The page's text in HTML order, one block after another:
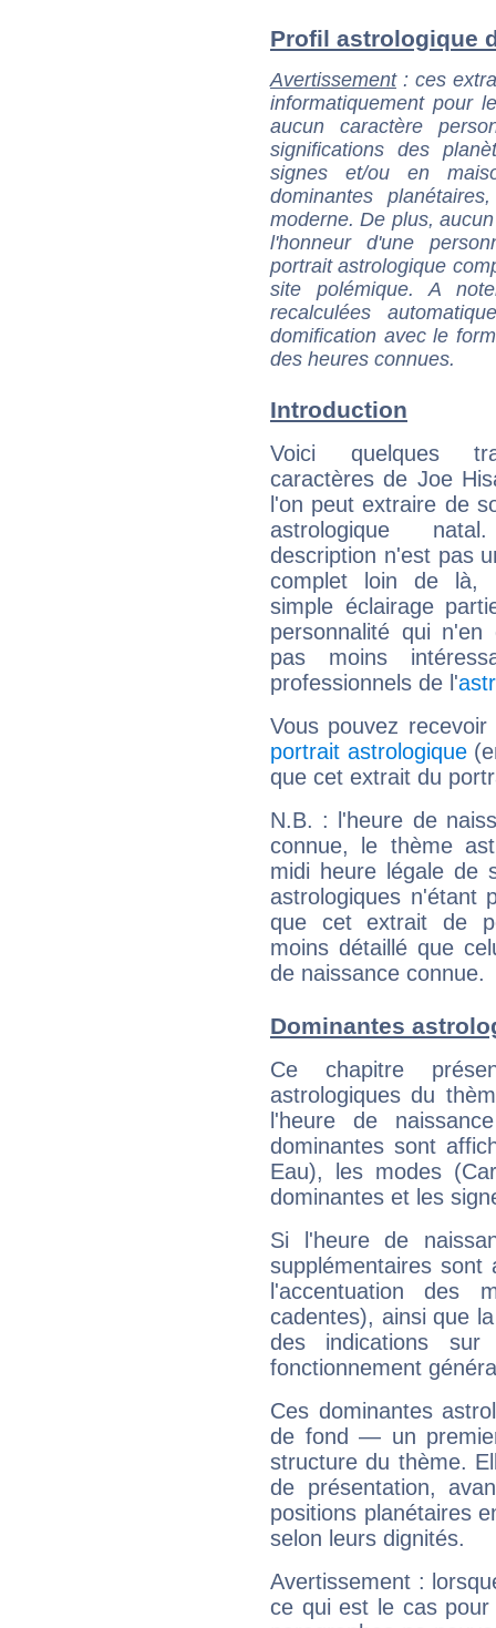
Profil astrologique
Avertissement: ces
informatiquement pour
aucun caractère
significations des
signes et/ou en
dominantes
moderne. De plus,
l'honneur d'une
portrait astrologique
site polémique. A
recalculées
domification avec le
des heures connues.
Introduction
Voici quelques
caractères de Joe
l'on peut extraire de
astrologique
description n'est pas
complet loin de là,
simple éclairage
personnalité qui n'en
pas moins
professionnels de l'
Vous pouvez
portrait astrologique
que cet extrait du
N.B. : l'heure de
connue, le thème
midi heure légale de
astrologiques n'étant
que cet extrait de
moins détaillé que
de naissance connue.
Dominantes
Ce chapitre
astrologiques du
l'heure de
dominantes sont
Eau), les modes
dominantes et les
Si l'heure de
supplémentaires sont
l'accentuation des
cadentes), ainsi que
des indications sur
fonctionnement
Ces dominantes
de fond — un
structure du thème.
de présentation,
positions planétaires
selon leurs dignités.
Avertissement :
ce qui est le cas